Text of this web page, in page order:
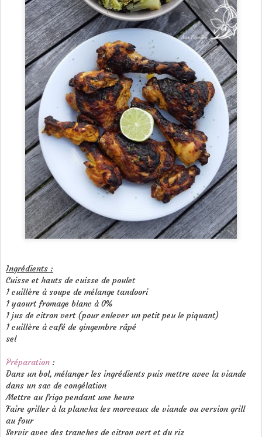
Ingrédients :
Cuisse et hauts de cuisse de poulet
1 cuillère à soupe de mélange tandoori
1 yaourt fromage blanc à 0%
1 jus de citron vert (pour enlever un petit peu le piquant)
1 cuillère à café de gingembre râpé
sel
Préparation :
Dans un bol, mélanger les ingrédients puis mettre avec la viande
dans un sac de congélation
Mettre au frigo pendant une heure
Faire griller à la plancha les morceaux de viande ou version grill
au four
Servir avec des tranches de citron vert et du riz